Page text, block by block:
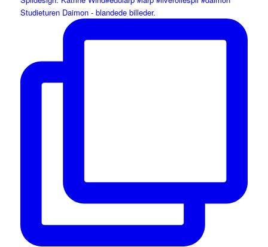
Studieturen Daimon - blandede billeder.